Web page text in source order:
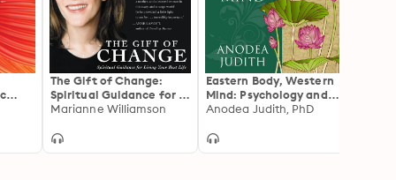
The Gift of Change:
Spiritual Guidance for a
Radically New Life
Marianne Williamson
Eastern Body, Western
Mind: Psychology and
the Chakra System As a
Anodea Judith, PhD